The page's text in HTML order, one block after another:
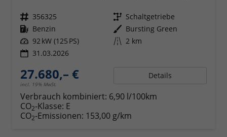
Fahrzeugnr. 356325 Getriebe Schaltgetriebe
Kraftstoff Benzin Außenfarbe Bursting Green
Leistung 92 kW (125 PS) Kilometerstand 2 km
31.03.2026
27.680,– €
incl. 19% MwSt.
Details
Verbrauch kombiniert: 6,90 l/100km
CO2-Klasse: E
CO2-Emissionen: 153,00 g/km